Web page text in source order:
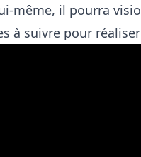
même, il pourra
à suivre pour